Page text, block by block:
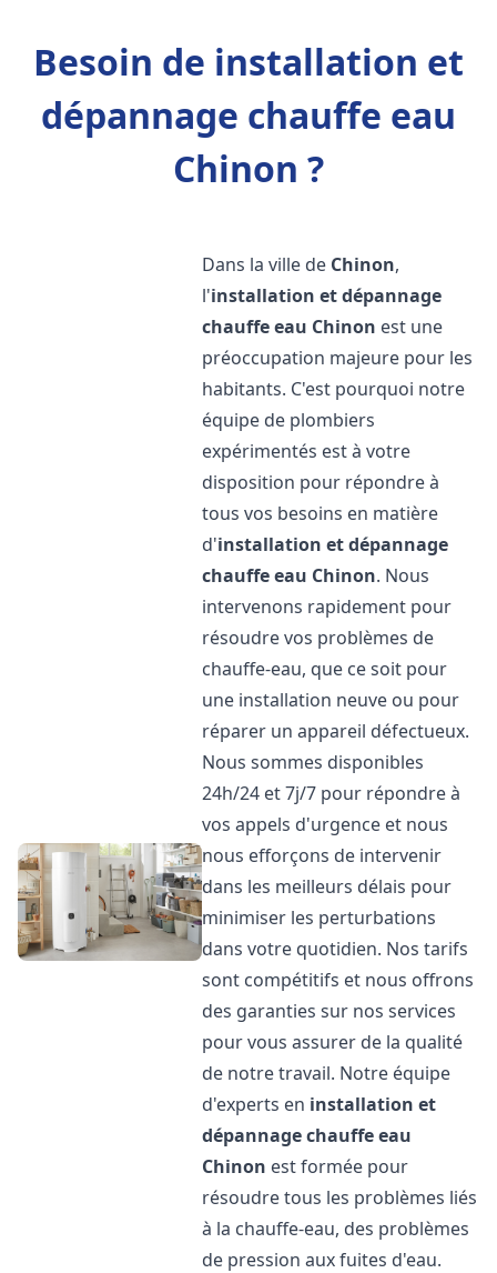
Besoin de installation et
dépannage chauffe eau
Chinon ?
Dans la ville de Chinon,
l'installation et dépannage
chauffe eau Chinon est une
préoccupation majeure pour les
habitants. C'est pourquoi notre
équipe de plombiers
expérimentés est à votre
disposition pour répondre à
tous vos besoins en matière
d'installation et dépannage
chauffe eau Chinon. Nous
intervenons rapidement pour
résoudre vos problèmes de
chauffe-eau, que ce soit pour
une installation neuve ou pour
réparer un appareil défectueux.
Nous sommes disponibles
24h/24 et 7j/7 pour répondre à
vos appels d'urgence et nous
nous efforçons de intervenir
dans les meilleurs délais pour
minimiser les perturbations
dans votre quotidien. Nos tarifs
sont compétitifs et nous offrons
des garanties sur nos services
pour vous assurer de la qualité
de notre travail. Notre équipe
d'experts en installation et
dépannage chauffe eau
Chinon est formée pour
résoudre tous les problèmes liés
à la chauffe-eau, des problèmes
de pression aux fuites d'eau.